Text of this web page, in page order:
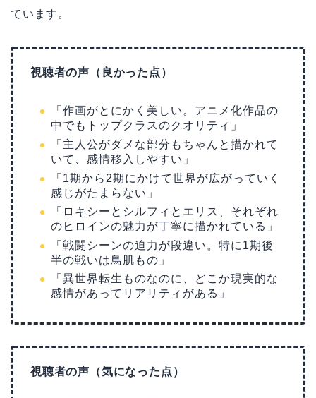
ています。
視聴者の声（良かった点）
「作画がとにかく美しい。アニメ化作品の
中でもトップクラスのクオリティ」
「主人公がダメな部分もちゃんと描かれて
いて、感情移入しやすい」
「1期から2期にかけて世界が広がっていく
感じがたまらない」
「ロキシーとシルフィとエリス、それぞれ
のヒロインの魅力が丁寧に描かれている」
「戦闘シーンの迫力が段違い。特に1期後
半の戦いは鳥肌もの」
「異世界転生ものなのに、どこか現実的な
感情があってリアリティがある」
視聴者の声（気になった点）